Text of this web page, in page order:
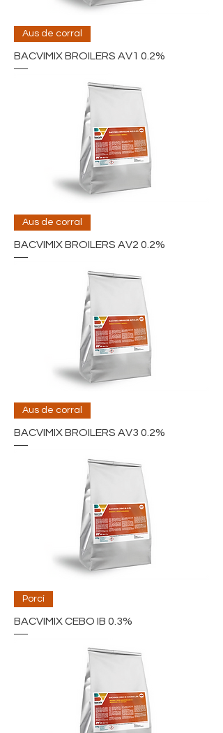
Aus de corral
BACVIMIX BROILERS AV1 0.2%
Aus de corral
BACVIMIX BROILERS AV2 0.2%
Aus de corral
BACVIMIX BROILERS AV3 0.2%
Porcí
BACVIMIX CEBO IB 0.3%